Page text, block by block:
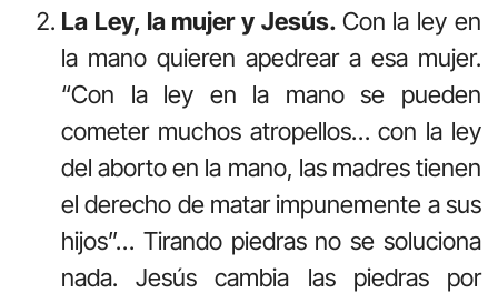
La Ley, la mujer y Jesús. Con la ley en
la mano quieren apedrear a esa mujer.
“Con la ley en la mano se pueden
cometer muchos atropellos… con la ley
del aborto en la mano, las madres tienen
el derecho de matar impunemente a sus
hijos”… Tirando piedras no se soluciona
nada. Jesús cambia las piedras por